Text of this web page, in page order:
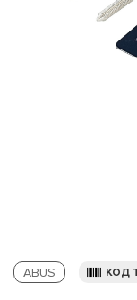
ABUS КОД